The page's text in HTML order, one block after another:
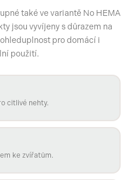
také ve variantě No HEMA
jsou vyvíjeny s důrazem na
pro domácí i
použití.
citlivé nehty.
ke zvířatům.